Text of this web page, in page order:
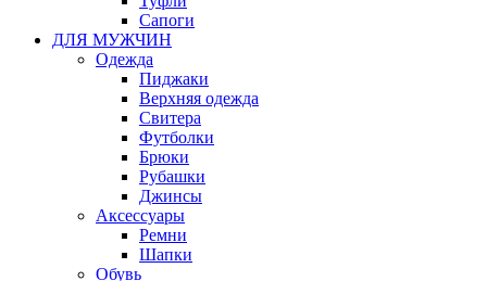
Сапоги
ДЛЯ МУЖЧИН
Одежда
Пиджаки
Верхняя одежда
Свитера
Футболки
Брюки
Рубашки
Джинсы
Аксессуары
Ремни
Шапки
Обувь